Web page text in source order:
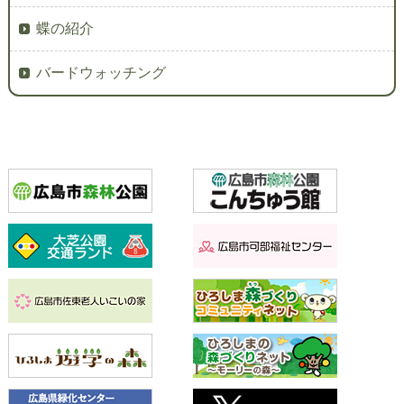
蝶の紹介
バードウォッチング